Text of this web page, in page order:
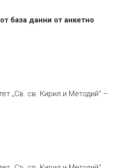
база данни от анкетно
„Св. св. Кирил и Методий“ –